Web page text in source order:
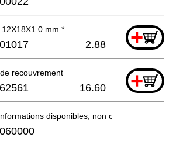
12X18X1.0 mm * +
2.88
recouvrement +
16.60
disponibles, non commandable